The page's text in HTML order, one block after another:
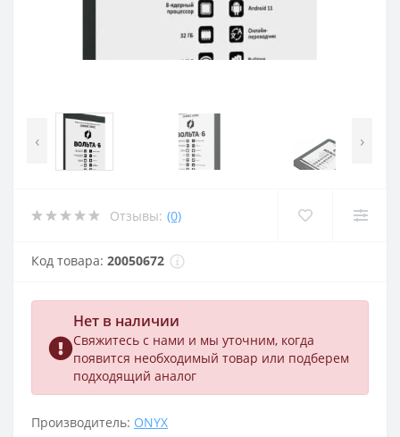
‹ ›
Отзывы: (0)
Код товара: 20050672
Нет в наличии
Свяжитесь с нами и мы уточним, когда
появится необходимый товар или подберем
подходящий аналог
Производитель: ONYX